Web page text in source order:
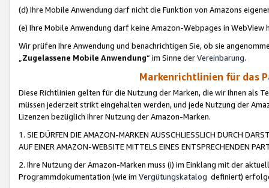
(d) Ihre Mobile Anwendung darf nicht die Funktion von Amazons
(e) Ihre Mobile Anwendung darf keine Amazon-Webpages in WebView
Wir prüfen Ihre Anwendung und benachrichtigen Sie, ob sie
„Zugelassene Mobile Anwendung“ im Sinne derVereinbarung.
Markenrichtlinien für das
Diese Richtlinien gelten für die Nutzung der Marken, die wir Ihnen als
müssen jederzeit strikt eingehalten werden, und jede Nutzung der
Lizenzen bezüglich Ihrer Nutzung der Amazon-Marken.
1. SIE DÜRFEN DIE AMAZON-MARKEN AUSSCHLIESSLICH DURCH
AUF EINER AMAZON-WEBSITE MITTELS EINES ENTSPRECHENDEN
2. Ihre Nutzung der Amazon-Marken muss (i) im Einklang mit der
Programmdokumentation (wie im Vergütungskatalog definiert)